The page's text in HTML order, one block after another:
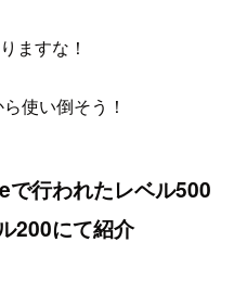
ますな！
使い倒そう！
行われたレベル500
200にて紹介